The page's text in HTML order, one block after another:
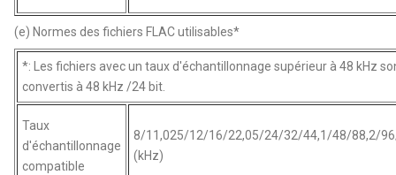
(e) Normes des fichiers FLAC utilisables*
*: Les fichiers avec un taux d'échantillonnage supérieur à 48 kHz
convertis à 48 kHz /24 bit.
Taux
d'échantillonnage
compatible
8/11,025/12/16/22,05/24/32/44,1/48/88,2/
(kHz)